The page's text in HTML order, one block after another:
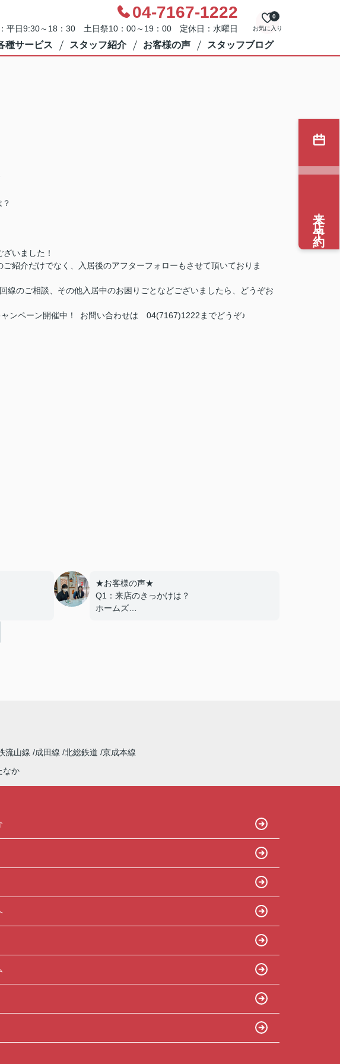
04-7167-1222
平日9:30～18：30 土日祭10：00～19：00 定休日：水曜日 お気に入り
0
種サービス スタッフ紹介 お客様の声 スタッフブログ
いました！
紹介だけでなく、入居後のアフターフォローもさせて頂いておりま
線のご相談、その他入居中のお困りごとなどございましたら、どうぞお
ンペーン開催中！ お問い合わせは 04(7167)1222までどうぞ♪
？
は？
のご紹介
ーもさせ
ト回線のご
ございま
★お客様の声★
Q1：来店のきっかけは？
ホームズ
引越し業者のご紹介やインターネット回線のご
来店予約
流山線 成田線 北総鉄道 京成本線
なか